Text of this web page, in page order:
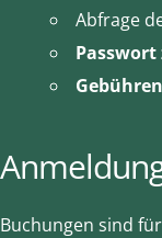
Abfrage
Buchungen sind